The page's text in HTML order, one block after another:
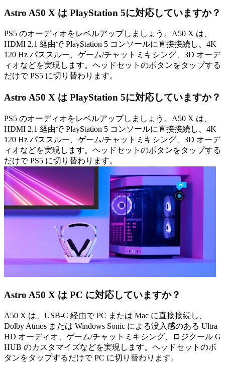
Astro A50 X は PlayStation 5に対応していますか？
PS5 のオーディオをレベルアップしましょう。A50 X は、
HDMI 2.1 経由で PlayStation 5 コンソールに直接接続し、4K
120 Hz パススルー、ゲーム/チャットミキシング、3D オーデ
ィオなどを実現します。ヘッドセットのボタンをタップする
だけで PS5 に切り替わります。
Astro A50 X は PlayStation 5に対応していますか？
PS5 のオーディオをレベルアップしましょう。A50 X は、
HDMI 2.1 経由で PlayStation 5 コンソールに直接接続し、4K
120 Hz パススルー、ゲーム/チャットミキシング、3D オーデ
ィオなどを実現します。ヘッドセットのボタンをタップする
だけで PS5 に切り替わります。
Astro A50 X は PC に対応していますか？
A50 X は、USB-C 経由で PC または Mac に直接接続し、
Dolby Atmos または Windows Sonic による没入感のある Ultra
HD オーディオ、ゲーム/チャットミキシング、ロジクール G
HUB のカスタマイズなどを実現します。ヘッドセットのボ
タンをタップするだけで PC に切り替わります。